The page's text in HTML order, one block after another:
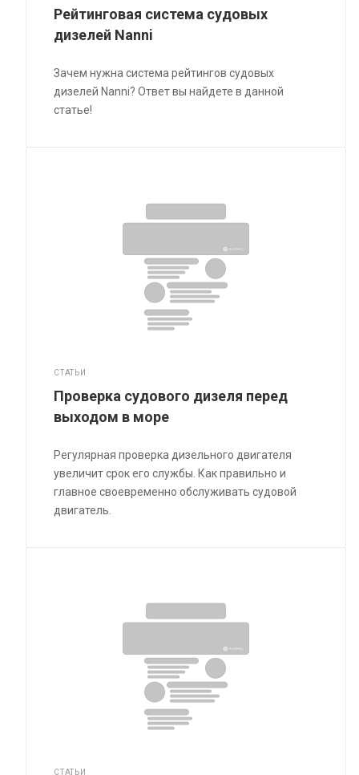
Рейтинговая система судовых
дизелей Nanni
Зачем нужна система рейтингов судовых
дизелей Nanni? Ответ вы найдете в данной
статье!
СТАТЬИ
Проверка судового дизеля перед
выходом в море
Регулярная проверка дизельного двигателя
увеличит срок его службы. Как правильно и
главное своевременно обслуживать судовой
двигатель.
СТАТЬИ